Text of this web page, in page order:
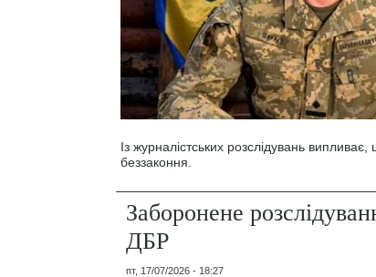
Із журналістських розслідувань
беззаконня.
Заборонене
ДБР
пт, 17/07/2026 - 18:27